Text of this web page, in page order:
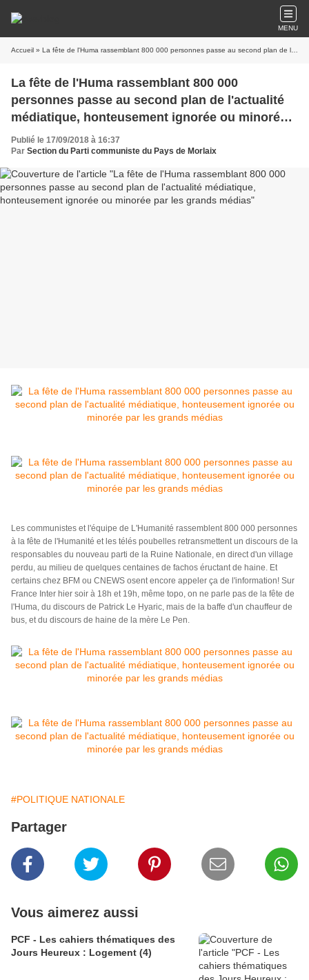
MENU
Accueil » La fête de l'Huma rassemblant 800 000 personnes passe au second plan de l'actualité médiatique, honteusement ignorée ou minorée par les grands médias
La fête de l'Huma rassemblant 800 000
personnes passe au second plan de l'actualité
médiatique, honteusement ignorée ou minorée
par les grands médias
Publié le 17/09/2018 à 16:37
Par Section du Parti communiste du Pays de Morlaix
Les communistes et l'équipe de L'Humanité rassemblent 800 000 personnes
à la fête de l'Humanité et les télés poubelles retransmettent un discours de la
responsables du nouveau parti de l a Ruine Nationale, en direct d'un village
perdu, au milieu de quelques centaines de fachos éructant de haine. Et
certains chez BFM ou CNEWS osent encore appeler ça de l'information! Sur
France Inter hier soir à 18h et 19h, même topo, on ne parle pas de la fête de
l'Huma, du discours de Patrick Le Hyaric, mais de la baffe d'un chauffeur de
bus, et du discours de haine de la mère Le Pen.
#POLITIQUE NATIONALE
Partager
Vous aimerez aussi
PCF - Les cahiers thématiques des
Jours Heureux : Logement (4)